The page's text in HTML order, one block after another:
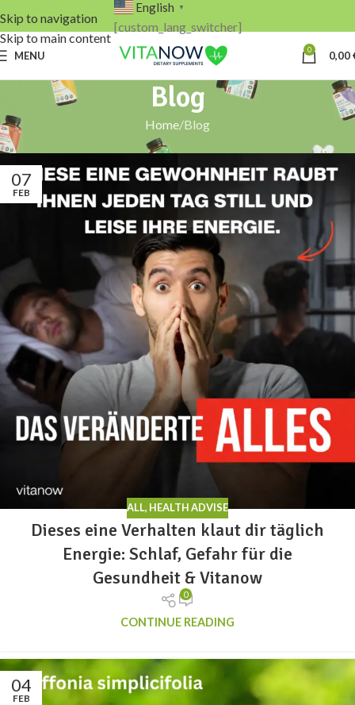
Skip to navigation
Skip to main content
English ▼
[custom_lang_switcher]
MENU 0 0,00
Blog
Home Blog
07
FEB
ALL, HEALTH ADVISE
Dieses eine Verhalten klaut dir täglich
Energie: Schlaf, Gefahr für die
Gesundheit & Vitanow
0
CONTINUE READING
04
FEB